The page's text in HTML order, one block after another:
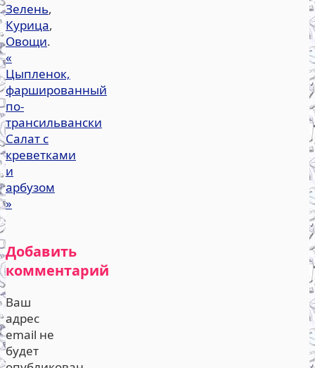
Зелень,
Курица,
Овощи.
«
Цыпленок,
фаршированный
по-
трансильвански
Салат с
креветками
и
арбузом
»
Добавить
комментарий
Ваш
адрес
email не
будет